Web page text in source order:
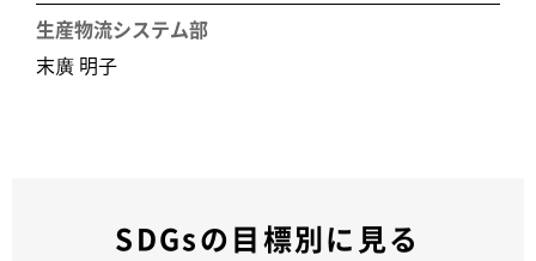
生産物流システム部
末廣 明子
SDGsの目標別に見る